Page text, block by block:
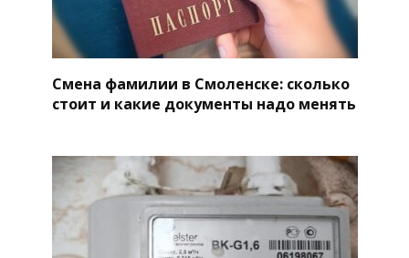
Смена фамилии в Смоленске: сколько
стоит и какие документы надо менять